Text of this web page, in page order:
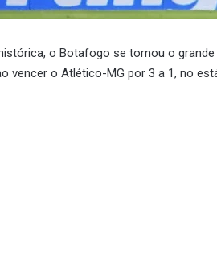
o Botafogo se tornou o
vencer o Atlético-MG por 3 a 1, no